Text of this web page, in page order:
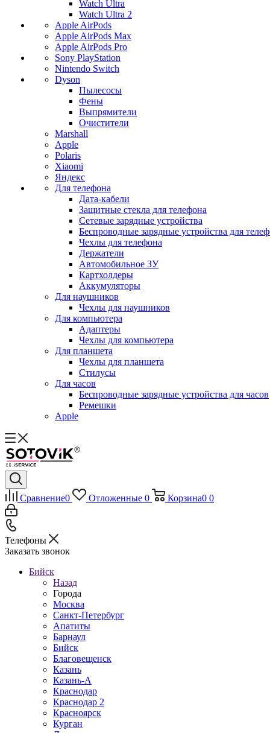
Watch Ultra
Watch Ultra 2
Apple AirPods
Apple AirPods Max
Apple AirPods Pro
Sony PlayStation
Nintendo Switch
Dyson
Пылесосы
Фены
Выпрямители
Очистители
Marshall
Apple
Polaris
Xiaomi
Яндекс
Для телефона
Дата-кабели
Защитные стекла для телефона
Сетевые зарядные устройства
Беспроводные зарядные устройства для
Чехлы для телефона
Держатели
Автомобильное ЗУ
Картхолдеры
Аккумуляторы
Для наушников
Чехлы для наушников
Для компьютера
Адаптеры
Чехлы для компьютера
Для планшета
Чехлы для планшета
Стилусы
Для часов
Беспроводные зарядные устройства для часов
Ремешки
Apple
Сравнение0 Отложенные 0 Корзина0 0
Телефоны
Заказать звонок
Бийск
Назад
Города
Москва
Санкт-Петербург
Апатиты
Барнаул
Бийск
Благовещенск
Казань
Казань-А
Краснодар
Краснодар 2
Красноярск
Курган